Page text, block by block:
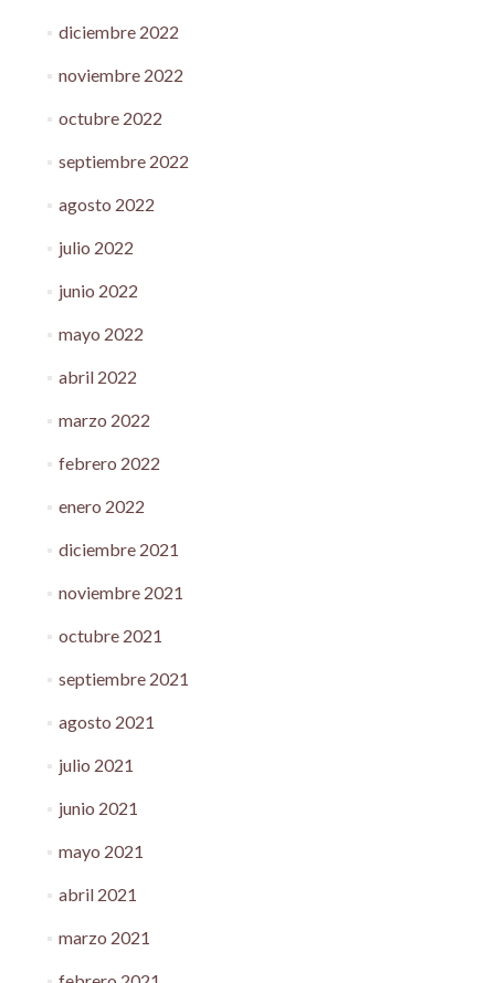
diciembre 2022
noviembre 2022
octubre 2022
septiembre 2022
agosto 2022
julio 2022
junio 2022
mayo 2022
abril 2022
marzo 2022
febrero 2022
enero 2022
diciembre 2021
noviembre 2021
octubre 2021
septiembre 2021
agosto 2021
julio 2021
junio 2021
mayo 2021
abril 2021
marzo 2021